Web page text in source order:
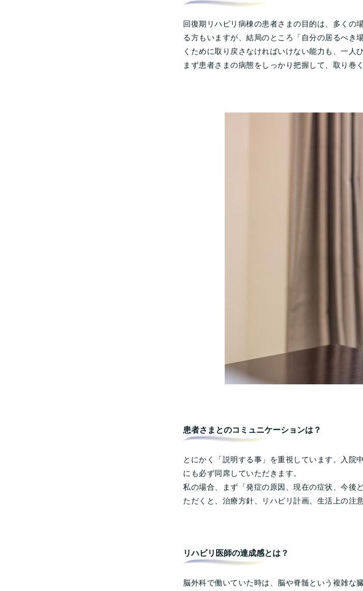
回復期リハビリ病棟の患者さまの目的は、多くの
る方もいますが、結局のところ「自分の居るべき
くために取り戻さなければいけない能力も、一人
まず患者さまの病態をしっかり把握して、取り巻
患者さまとのコミュニケーションは？
とにかく「説明する事」を重視しています。入院
にも必ず同席していただきます。
私の場合、まず「発症の原因、現在の症状、今後
ただくと、治療方針、リハビリ計画、生活上の注
リハビリ医師の達成感とは？
脳外科で働いていた時は、脳や脊髄という複雑な